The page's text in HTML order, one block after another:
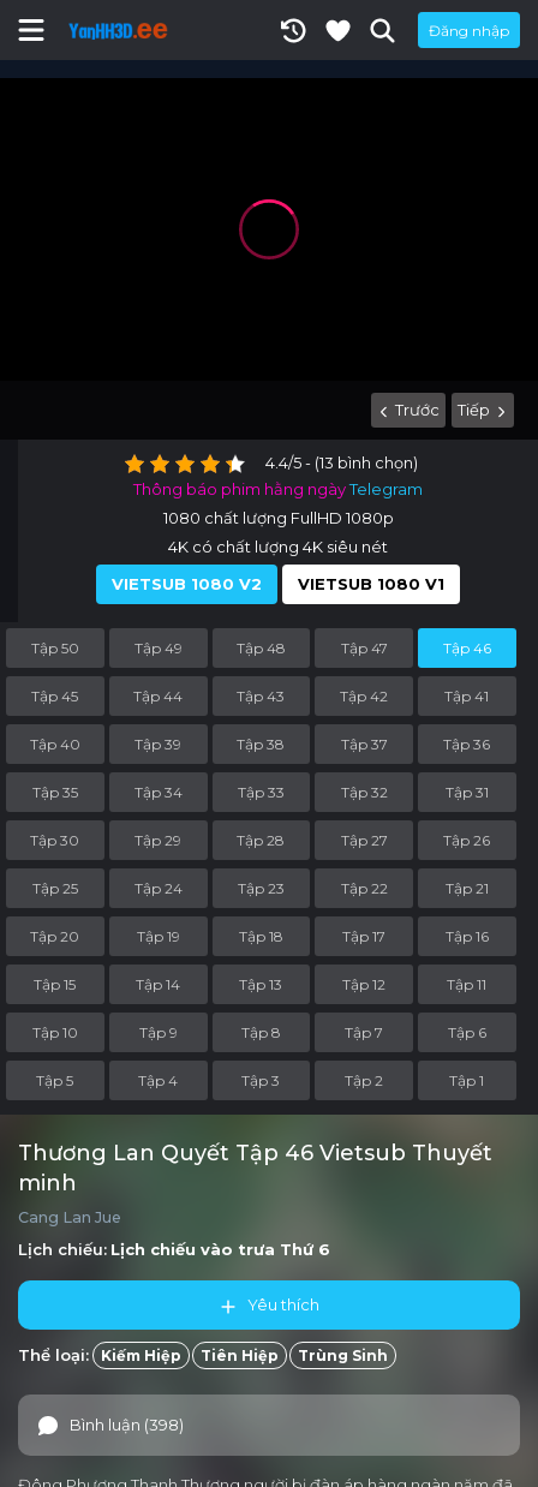
Đăng nhập
Trước Tiếp
4.4/5 - (13 bình chọn)
Thông báo phim hằng ngàyTelegram
1080 chất lượng FullHD 1080p
4K có chất lượng 4K siêu nét
VIETSUB 1080 V2
VIETSUB 1080 V1
Tập 50 Tập 49 Tập 48 Tập 47 Tập 46
Tập 45 Tập 44 Tập 43 Tập 42 Tập 41
Tập 40 Tập 39 Tập 38 Tập 37 Tập 36
Tập 35 Tập 34 Tập 33 Tập 32 Tập 31
Tập 30 Tập 29 Tập 28 Tập 27 Tập 26
Tập 25 Tập 24 Tập 23 Tập 22 Tập 21
Tập 20 Tập 19 Tập 18 Tập 17 Tập 16
Tập 15 Tập 14 Tập 13 Tập 12 Tập 11
Tập 10 Tập 9 Tập 8 Tập 7 Tập 6
Tập 5 Tập 4 Tập 3 Tập 2 Tập 1
Thương Lan Quyết Tập 46 Vietsub Thuyết
minh
Cang Lan Jue
Lịch chiếu: Lịch chiếu vào trưa Thứ 6
Yêu thích
Thể loại: Kiếm Hiệp Tiên Hiệp Trùng Sinh
Bình luận (398)